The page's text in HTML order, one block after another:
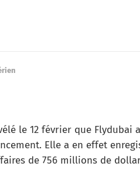
le 12 février que Flydubai
Elle a en effet
de 756 millions de